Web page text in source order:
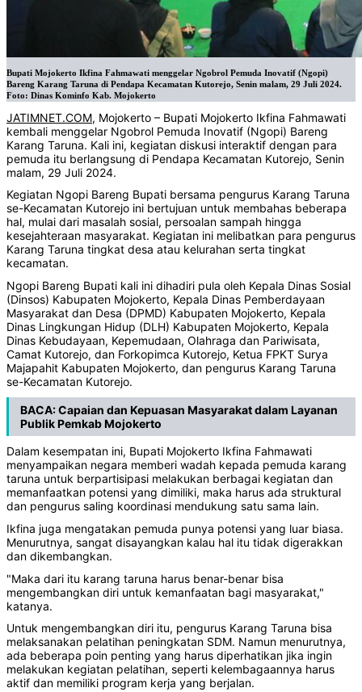
Bupati Mojokerto Ikfina Fahmawati menggelar Ngobrol Pemuda Inovatif (Ngopi)
Bareng Karang Taruna di Pendapa Kecamatan Kutorejo, Senin malam, 29 Juli 2024.
Foto: Dinas Kominfo Kab. Mojokerto
JATIMNET.COM, Mojokerto – Bupati Mojokerto Ikfina Fahmawati
kembali menggelar Ngobrol Pemuda Inovatif (Ngopi) Bareng
Karang Taruna. Kali ini, kegiatan diskusi interaktif dengan para
pemuda itu berlangsung di Pendapa Kecamatan Kutorejo, Senin
malam, 29 Juli 2024.
Kegiatan Ngopi Bareng Bupati bersama pengurus Karang Taruna
se-Kecamatan Kutorejo ini bertujuan untuk membahas beberapa
hal, mulai dari masalah sosial, persoalan sampah hingga
kesejahteraan masyarakat. Kegiatan ini melibatkan para pengurus
Karang Taruna tingkat desa atau kelurahan serta tingkat
kecamatan.
Ngopi Bareng Bupati kali ini dihadiri pula oleh Kepala Dinas Sosial
(Dinsos) Kabupaten Mojokerto, Kepala Dinas Pemberdayaan
Masyarakat dan Desa (DPMD) Kabupaten Mojokerto, Kepala
Dinas Lingkungan Hidup (DLH) Kabupaten Mojokerto, Kepala
Dinas Kebudayaan, Kepemudaan, Olahraga dan Pariwisata,
Camat Kutorejo, dan Forkopimca Kutorejo, Ketua FPKT Surya
Majapahit Kabupaten Mojokerto, dan pengurus Karang Taruna
se-Kecamatan Kutorejo.
BACA:Capaian dan Kepuasan Masyarakat dalam Layanan
Publik Pemkab Mojokerto
Dalam kesempatan ini, Bupati Mojokerto Ikfina Fahmawati
menyampaikan negara memberi wadah kepada pemuda karang
taruna untuk berpartisipasi melakukan berbagai kegiatan dan
memanfaatkan potensi yang dimiliki, maka harus ada struktural
dan pengurus saling koordinasi mendukung satu sama lain.
Ikfina juga mengatakan pemuda punya potensi yang luar biasa.
Menurutnya, sangat disayangkan kalau hal itu tidak digerakkan
dan dikembangkan.
"Maka dari itu karang taruna harus benar-benar bisa
mengembangkan diri untuk kemanfaatan bagi masyarakat,"
katanya.
Untuk mengembangkan diri itu, pengurus Karang Taruna bisa
melaksanakan pelatihan peningkatan SDM. Namun menurutnya,
ada beberapa poin penting yang harus diperhatikan jika ingin
melakukan kegiatan pelatihan, seperti kelembagaannya harus
aktif dan memiliki program kerja yang berjalan.